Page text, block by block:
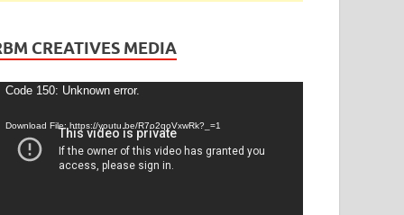
CREATIVES MEDIA
Code 150: Unknown error.
Download File: https://youtu.be/R7o2qoVxwRk?_=1